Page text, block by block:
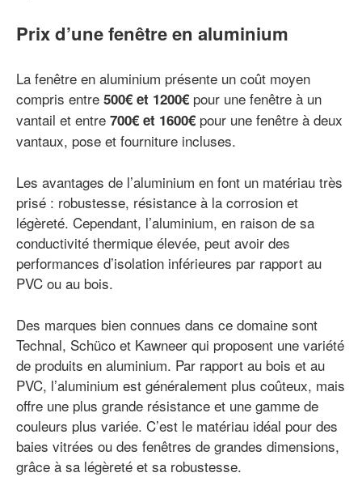
Prix d’une fenêtre en aluminium
La fenêtre en aluminium présente un coût moyen
compris entre 500€ et 1200€ pour une fenêtre à un
vantail et entre 700€ et 1600€ pour une fenêtre à deux
vantaux, pose et fourniture incluses.
Les avantages de l’aluminium en font un matériau très
prisé : robustesse, résistance à la corrosion et
légèreté. Cependant, l’aluminium, en raison de sa
conductivité thermique élevée, peut avoir des
performances d’isolation inférieures par rapport au
PVC ou au bois.
Des marques bien connues dans ce domaine sont
Technal, Schüco et Kawneer qui proposent une variété
de produits en aluminium. Par rapport au bois et au
PVC, l’aluminium est généralement plus coûteux, mais
offre une plus grande résistance et une gamme de
couleurs plus variée. C’est le matériau idéal pour des
baies vitrées ou des fenêtres de grandes dimensions,
grâce à sa légèreté et sa robustesse.